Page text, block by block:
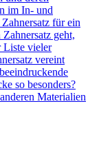
im In- und
für ein
geht,
Liste vieler
vereint
so besonders?
Materialien